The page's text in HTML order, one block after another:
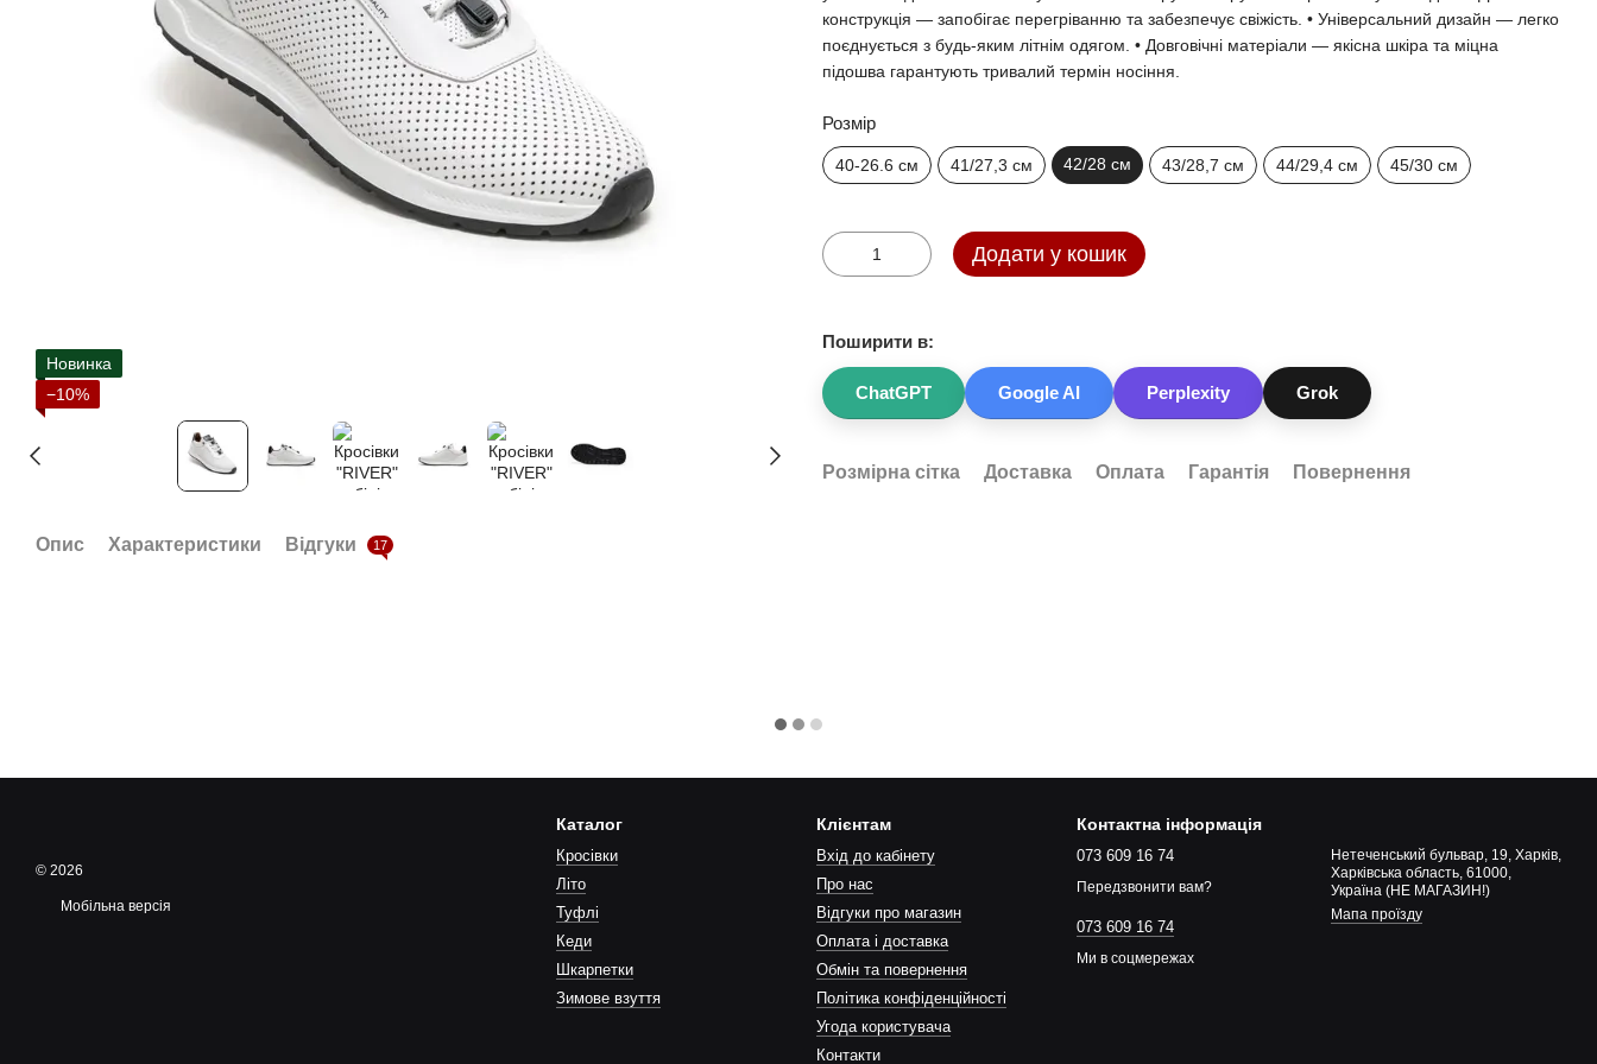
Новинка
−10%
Опис Характеристики Відгуки 17
конструкція — запобігає перегріванню та забезпечує свіжість. • Універсальний дизайн — легко
поєднується з будь-яким літнім одягом. • Довговічні матеріали — якісна шкіра та міцна
підошва гарантують тривалий термін носіння.
Розмір
40-26.6 см 41/27,3 см 42/28 см 43/28,7 см 44/29,4 см 45/30 см
Додати у кошик
Поширити в:
ChatGPT Google AI Perplexity Grok
Розмірна сітка Доставка Оплата Гарантія Повернення
© 2026
Мобільна версія
Каталог
Кросівки
Літо
Туфлi
Кеди
Шкарпетки
Зимове взуття
Клієнтам
Вхід до кабінету
Про нас
Відгуки про магазин
Оплата і доставка
Обмін та повернення
Політика конфіденційності
Угода користувача
Контакти
Контактна інформація
073 609 16 74
Передзвонити вам?
073 609 16 74
Нетеченський бульвар, 19, Харків,
Харківська область, 61000,
Україна (НЕ МАГАЗИН!)
Мапа проїзду
Ми в соцмережах